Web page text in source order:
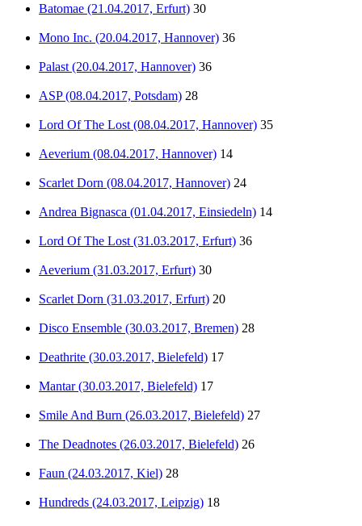
Batomae (21.04.2017, Erfurt) 30
Mono Inc. (20.04.2017, Hannover) 36
Palast (20.04.2017, Hannover) 36
ASP (08.04.2017, Potsdam) 28
Lord Of The Lost (08.04.2017, Hannover) 35
Aeverium (08.04.2017, Hannover) 14
Scarlet Dorn (08.04.2017, Hannover) 24
Andrea Bignasca (01.04.2017, Einsiedeln) 14
Lord Of The Lost (31.03.2017, Erfurt) 36
Aeverium (31.03.2017, Erfurt) 30
Scarlet Dorn (31.03.2017, Erfurt) 20
Disco Ensemble (30.03.2017, Bremen) 28
Deathrite (30.03.2017, Bielefeld) 17
Mantar (30.03.2017, Bielefeld) 17
Smile And Burn (26.03.2017, Bielefeld) 27
The Deadnotes (26.03.2017, Bielefeld) 26
Faun (24.03.2017, Kiel) 28
Hundreds (24.03.2017, Leipzig) 18